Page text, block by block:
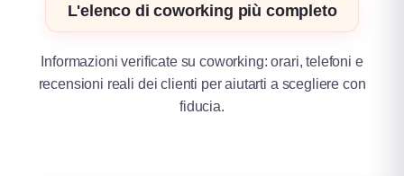
L'elenco di coworking più completo
Informazioni verificate su coworking: orari, telefoni e
recensioni reali dei clienti per aiutarti a scegliere con
fiducia.